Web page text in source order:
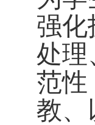
强化
处理
范性
教、